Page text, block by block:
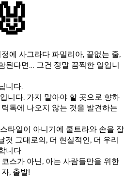
에 사그라다 파밀리아, 끝없는 줄,
된다면… 그건 정말 끔찍한 일입니
니다.
니다. 가지 말아야 할 곳으로 향하
톡에 나오지 않는 것을 발견하는
타일이 아니기에 쿨트라와 손을 잡
것 그대로의, 더 현실적인, 더 우리
니다.
스가 아닌, 아는 사람들만을 위한
, 출발!